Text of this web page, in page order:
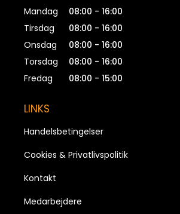
Mandag
08:00 - 16:00
Tirsdag
08:00 - 16:00
Onsdag
08:00 - 16:00
Torsdag
08:00 - 16:00
Fredag
08:00 - 15:00
LINKS
Handelsbetingelser
Cookies & Privatlivspolitik
Kontakt
Medarbejdere